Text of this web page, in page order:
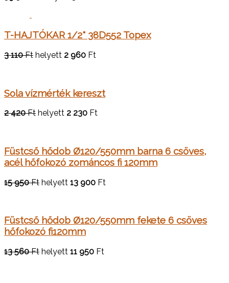
T-HAJTÓKAR 1/2" 38D552 Topex
3 110 Ft helyett 2 960 Ft
Sola vízmérték kereszt
2 420 Ft helyett 2 230 Ft
Füstcső hődob Ø120/550mm barna 6 csöves,
acél hőfokozó zománcos fi 120mm
15 950 Ft helyett 13 900 Ft
Füstcső hődob Ø120/550mm fekete 6 csöves
hőfokozó fi120mm
13 560 Ft helyett 11 950 Ft